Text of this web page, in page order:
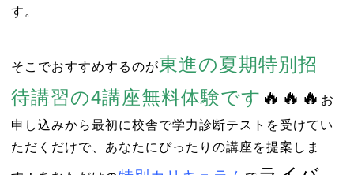
す。
そこでおすすめするのが東進の夏期特別招
待講習の4講座無料体験です 🔥🔥🔥 お
申し込みから最初に校舎で学力診断テストを受けてい
ただくだけで、あなたにぴったりの講座を提案しま